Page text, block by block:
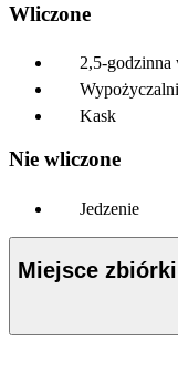
Wliczone
2,5-godzinna
Kask
Nie wliczone
Jedzenie
Miejsce zbiórki